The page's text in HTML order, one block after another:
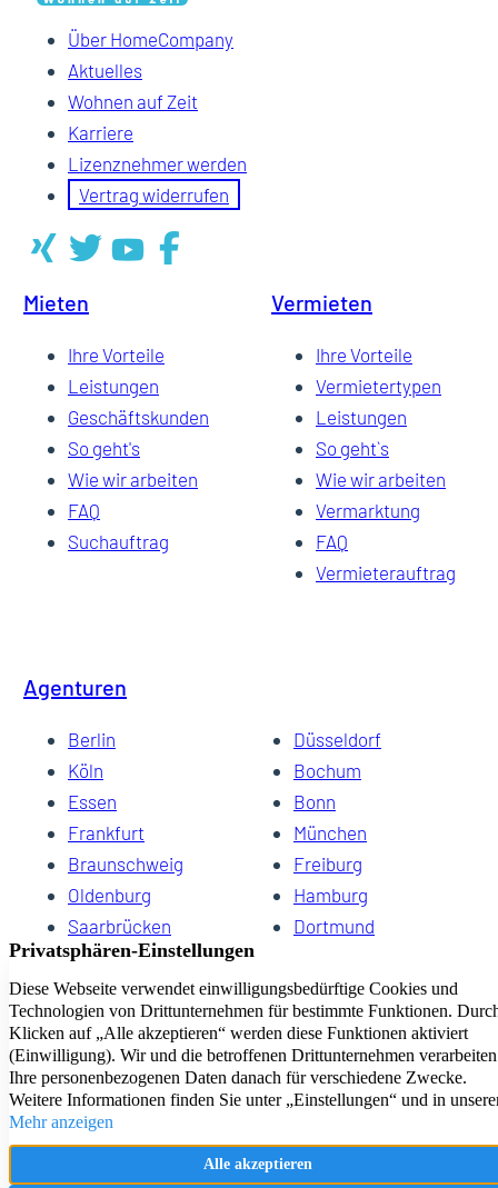
Über HomeCompany
Aktuelles
Wohnen auf Zeit
Karriere
Lizenznehmer werden
Vertrag widerrufen
Mieten
Ihre Vorteile
Leistungen
Geschäftskunden
So geht's
Wie wir arbeiten
FAQ
Suchauftrag
Vermieten
Ihre Vorteile
Vermietertypen
Leistungen
So geht`s
Wie wir arbeiten
Vermarktung
FAQ
Vermieterauftrag
Agenturen
Berlin
Düsseldorf
Köln
Bochum
Essen
Bonn
Frankfurt
München
Braunschweig
Freiburg
Oldenburg
Hamburg
Saarbrücken
Dortmund
Hannover
Dresden
Kiel
Wuppertal
Bremen
HomeCompany eG Ihre Agenturen für Wohnen auf Zeit